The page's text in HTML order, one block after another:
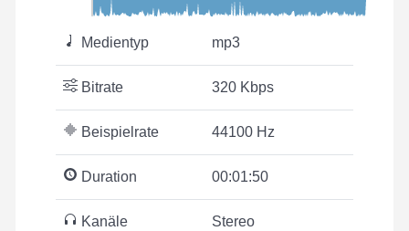
Medientyp mp3
Bitrate 320 Kbps
Beispielrate 44100 Hz
Duration 00:01:50
Kanäle Stereo